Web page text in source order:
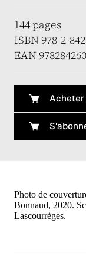
144 pages
ISBN 978-2-
EAN
Acheter
Photo de
Bonnaud, 2020.
Lascourrèges.